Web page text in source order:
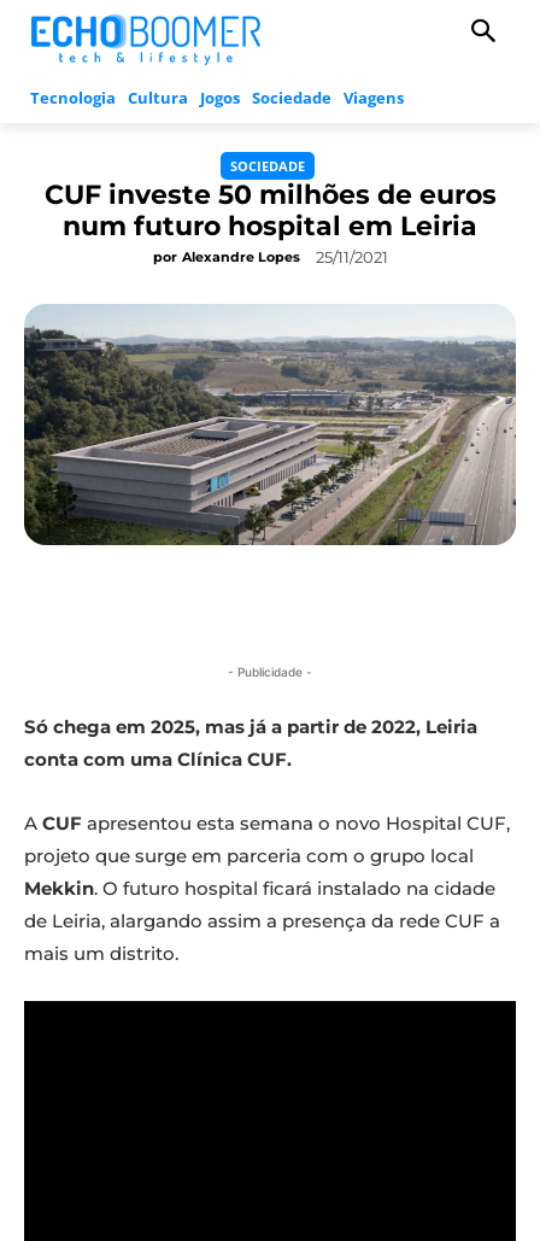
Tecnologia Cultura Jogos Sociedade Viagens
SOCIEDADE
CUF investe 50 milhões de euros
num futuro hospital em Leiria
por Alexandre Lopes 25/11/2021
- Publicidade -
Só chega em 2025, mas já a partir de 2022, Leiria
conta com uma Clínica CUF.
A CUF apresentou esta semana o novo Hospital CUF,
projeto que surge em parceria com o grupo local
Mekkin. O futuro hospital ficará instalado na cidade
de Leiria, alargando assim a presença da rede CUF a
mais um distrito.